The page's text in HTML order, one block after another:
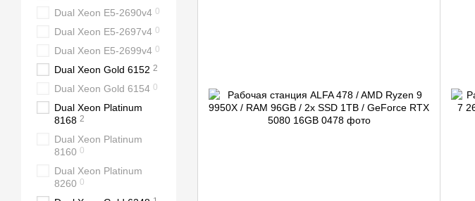
Dual Xeon E5-2690v4 0
Dual Xeon E5-2697v4 0
Dual Xeon E5-2699v4 0
Dual Xeon Gold 6152 2
Dual Xeon Gold 6154 0
Dual Xeon Platinum
8168 2
Dual Xeon Platinum
8160 0
Dual Xeon Platinum
8260 0